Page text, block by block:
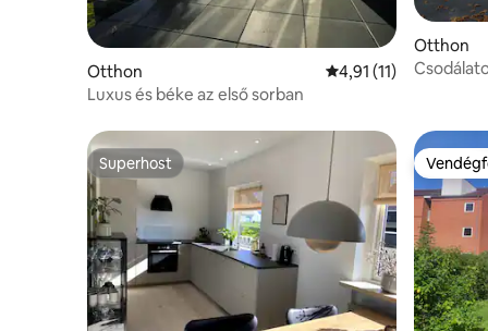
Otthon Átlagos értékelés: 5/
4,91 (11)
Luxus és béke az első sorban
Otthon
Superhost
Superhost